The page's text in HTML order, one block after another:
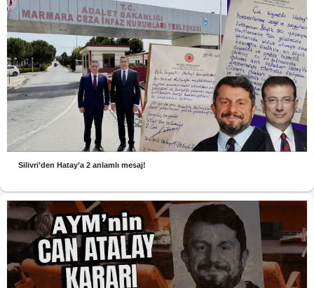
Silivri’den Hatay’a 2 anlamlı mesaj!